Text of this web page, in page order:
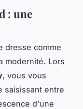
: une
dresse comme
modernité. Lors
, vous vous
saisissant entre
d'une